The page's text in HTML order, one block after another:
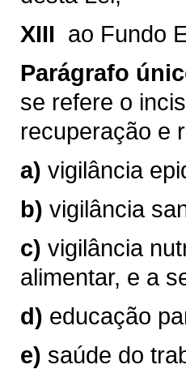
XIII  ao Fundo
Parágrafo
se refere o
recuperação e
a) vigilância
b) vigilância
c) vigilância
alimentar, e a
d) educação
e) saúde do